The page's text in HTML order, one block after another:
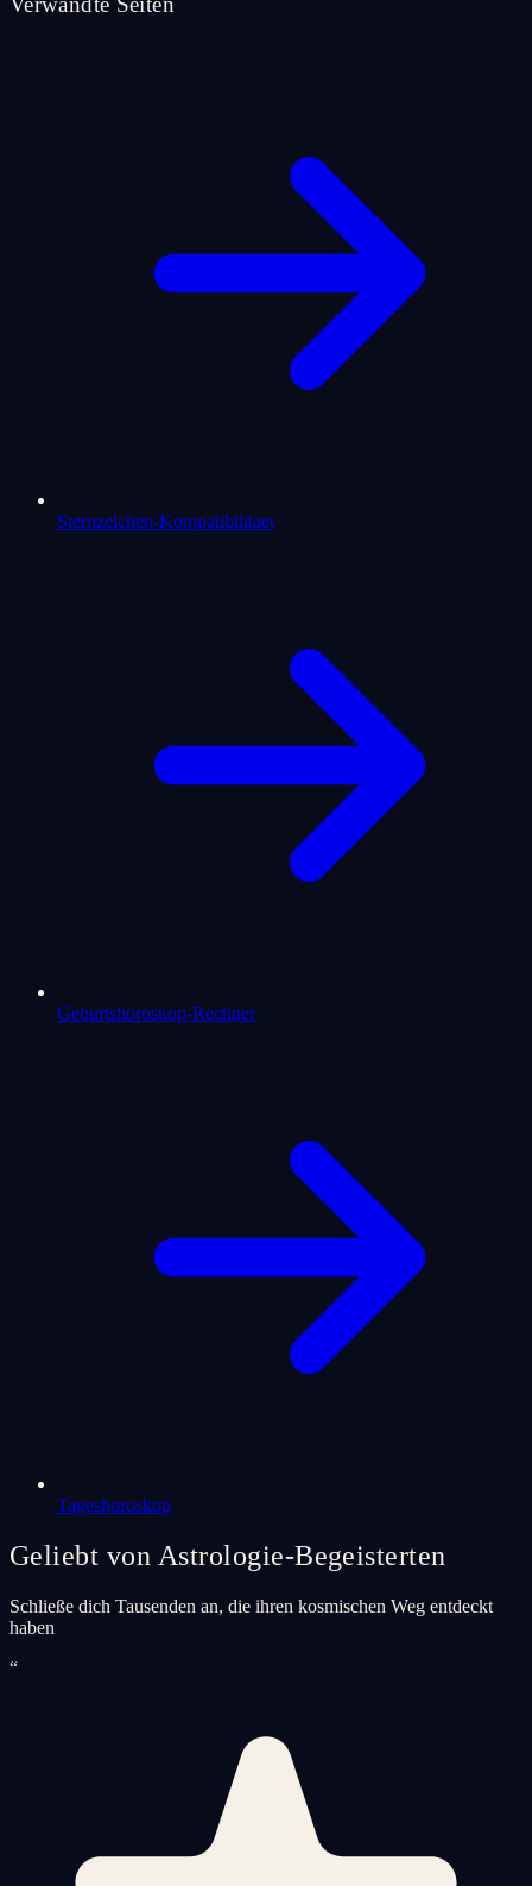
Sternzeichen-Kompatibilitaet
Geburtshoroskop-Rechner
Tageshoroskop
Geliebt von Astrologie-Begeisterten
Schließe dich Tausenden an, die ihren kosmischen Weg entdeckt
haben
“